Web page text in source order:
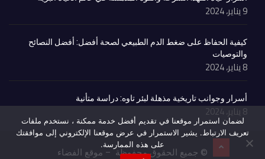
9 يناير، 2024
كيفية الحفاظ على ضغط الدم الطبيعي لصحة أفضل: أفضل النصائح
والتوصيات
8 يناير، 2024
أسرار وجوانب تاريخية مذهلة لبئر تاوه: دراسة متأنية
8 يناير، 2024
© جميع الحقوق محفوظة – موقع الفضاء
لضمان استمرار موقعنا في تقديم أفضل خدمة ممكنة ، نستخدم ملفات
تعريف الارتباط. يشير الاستمرار في عرض موقعنا الإلكتروني إلى موافقتك
على هذه الممارسة.